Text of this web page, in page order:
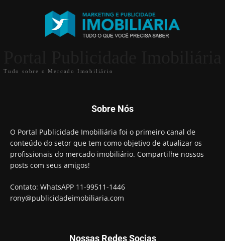
Tudo sobre o Mercado Imobiliário
Sobre Nós
O Portal Publicidade Imobiliária foi o primeiro canal de
conteúdo do setor que tem como objetivo de atualizar os
profissionais do mercado imobiliário. Compartilhe nossos
posts com seus amigos!
Contato: WhatsAPP 11-99511-1446
rony@publicidadeimobiliaria.com
Nossas Redes Socias